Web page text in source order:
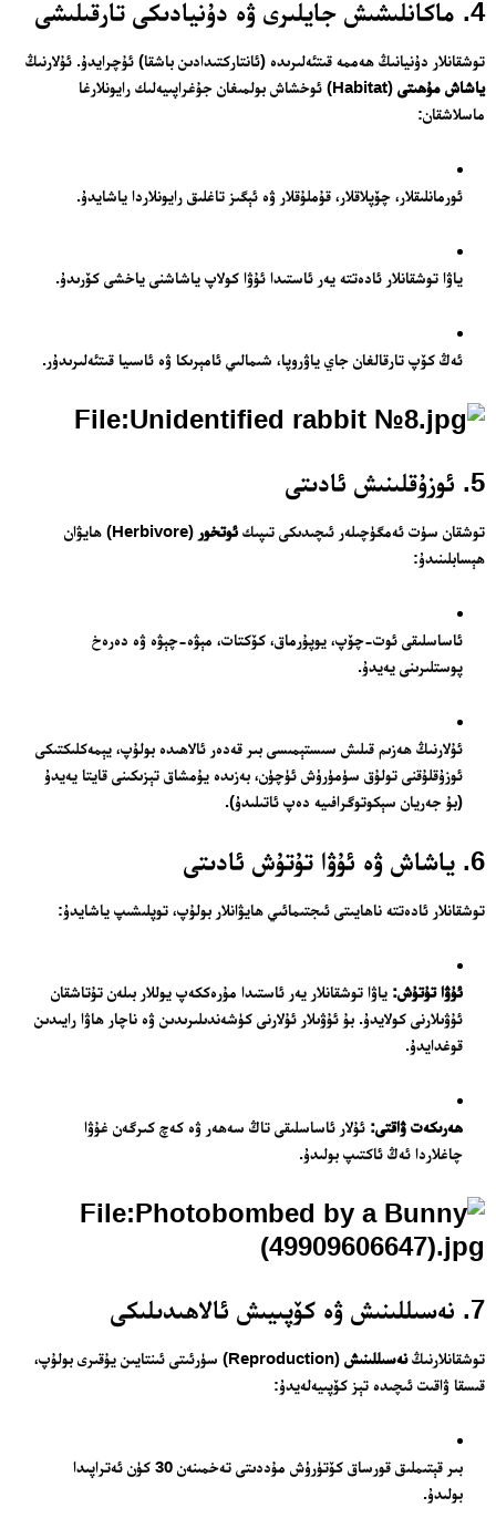
4. ماكانلىشىش جايلىرى ۋە دۇنيادىكى تارقىلىشى
توشقانلار دۇنيانىڭ ھەممە قىتئەلىرىدە (ئانتاركتىدادىن باشقا) ئۇچرايدۇ. ئۇلارنىڭ
ياشاش مۇھىتى
(Habitat) ئوخشاش بولمىغان جۇغراپىيەلىك رايونلارغا
ماسلاشقان:
ئورمانلىقلار، چۆپلاقلار، قۇملۇقلار ۋە ئېگىز تاغلىق رايونلاردا ياشايدۇ.
ياۋا توشقانلار ئادەتتە يەر ئاستىدا ئۇۋا كولاپ ياشاشنى ياخشى كۆرىدۇ.
ئەڭ كۆپ تارقالغان جاي ياۋروپا، شىمالىي ئامېرىكا ۋە ئاسىيا قىتئەلىرىدۇر.
5. ئوزۇقلىنىش ئادىتى
توشقان سۈت ئەمگۈچىلەر ئىچىدىكى تىپىك ئوتخور
(Herbivore) ھايۋان
ھېسابلىنىدۇ:
ئاساسلىقى ئوت-چۆپ، يوپۇرماق، كۆكتات، مېۋە-چېۋە ۋە دەرەخ
پوستلىرىنى يەيدۇ.
ئۇلارنىڭ ھەزىم قىلىش سىستېمىسى بىر قەدەر ئالاھىدە بولۇپ، يېمەكلىكتىكى
ئوزۇقلۇقنى تولۇق سۈمۈرۈش ئۈچۈن، بەزىدە يۇمشاق تېزىكىنى قايتا يەيدۇ
(بۇ جەريان سېكوتوگرافىيە دەپ ئاتىلىدۇ).
6. ياشاش ۋە ئۇۋا تۇتۇش ئادىتى
توشقانلار ئادەتتە ناھايىتى ئىجتىمائىي ھايۋانلار بولۇپ، توپلىشىپ ياشايدۇ:
ئۇۋا تۇتۇش: ياۋا توشقانلار يەر ئاستىدا مۇرەككەپ يوللار بىلەن تۇتاشقان
ئۇۋىلارنى كولايدۇ. بۇ ئۇۋىلار ئۇلارنى كۈشەندىلىرىدىن ۋە ناچار ھاۋا رايىدىن
قوغدايدۇ.
ھەرىكەت ۋاقتى: ئۇلار ئاساسلىقى تاڭ سەھەر ۋە كەچ كىرگەن غۇۋا
چاغلاردا ئەڭ ئاكتىپ بولىدۇ.
7. نەسىللىنىش ۋە كۆپىيىش ئالاھىدىلىكى
توشقانلارنىڭنەسىللىنىش
(Reproduction) سۈرئىتى ئىنتايىن يۇقىرى بولۇپ،
قىسقا ۋاقىت ئىچىدە تېز كۆپىيەلەيدۇ:
بىر قېتىملىق قورساق كۆتۈرۈش مۇددىتى تەخمىنەن 30 كۈن ئەتراپىدا
بولىدۇ.